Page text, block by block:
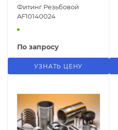
Фитинг Резьбовой
AF10140024
По запросу
УЗНАТЬ ЦЕНУ